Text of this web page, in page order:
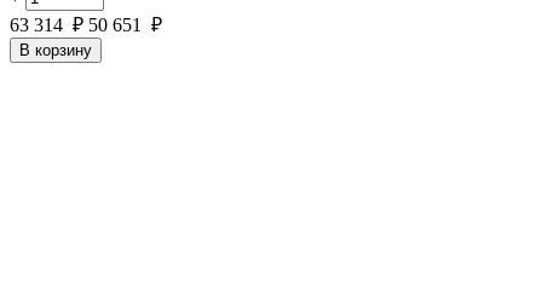
63 314 ₽ 50 651 ₽
В корзину